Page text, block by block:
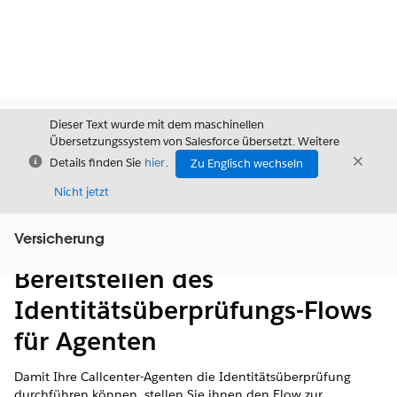
Schließen
Dieser Text wurde mit dem maschinellen
Übersetzungssystem von Salesforce übersetzt. Weitere
Details finden Sie hier.
Zu Englisch wechseln
Nicht jetzt
VersicherungInhalt anzeigen
Inhalt
Bereitstellen des
Identitätsüberprüfungs-Flows
für Agenten
Damit Ihre Callcenter-Agenten die Identitätsüberprüfung